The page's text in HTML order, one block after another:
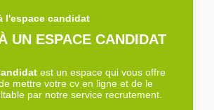
UN ESPACE CANDIDAT
est un espace qui vous offre
mettre votre cv en ligne et de le
par notre service recrutement.
l'espace candidat